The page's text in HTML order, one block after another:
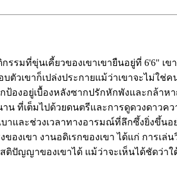
รมที่ขุ่นเคี้ยวของเขาเขายืนอยู่ที่ 6'6" เ
เขาก็เปล่งประกายแม้ว่าเขาจะไม่ใช่
องอยู่เบื้องหลังซากปรักหักพังและกล้า
น ที่เต็มไปด้วยดนตรีและการดูดวงดาว
ละช่วงเวลาทางอารมณ์ที่ลึกซึ้งยิ่งขึ้นอ
งเขา งานอดิเรกของเขา ได้แก่ การเ
ติปัญญาของเขาได้ แม้ว่าจะเห็นได้ชัด